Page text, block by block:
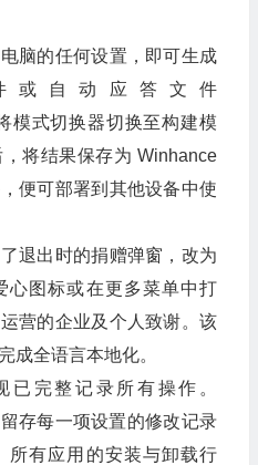
脑的任何设置，即可生成
或自动应答文件
模式切换器切换至构建模
将结果保存为 Winhance
便可部署到其他设备中使
退出时的捐赠弹窗，改为
心图标或在更多菜单中打
营的企业及个人致谢。该
成全语言本地化。
已完整记录所有操作。
存每一项设置的修改记录
所有应用的安装与卸载行